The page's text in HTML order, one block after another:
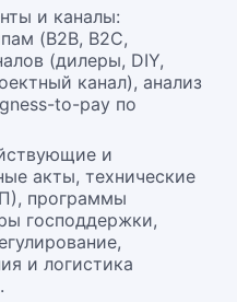
и каналы:
(B2B, B2C,
(дилеры, DIY,
канал), анализ
to-pay по
и
акты, технические
программы
господдержки,
и логистика